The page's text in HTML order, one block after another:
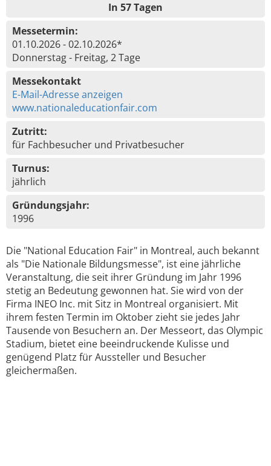
In 57 Tagen
Messetermin:
01.10.2026 - 02.10.2026*
Donnerstag - Freitag, 2 Tage
Messekontakt
E-Mail-Adresse anzeigen
www.nationaleducationfair.com
Zutritt:
für Fachbesucher und Privatbesucher
Turnus:
jährlich
Gründungsjahr:
1996
Die "National Education Fair" in Montreal, auch bekannt
als "Die Nationale Bildungsmesse", ist eine jährliche
Veranstaltung, die seit ihrer Gründung im Jahr 1996
stetig an Bedeutung gewonnen hat. Sie wird von der
Firma INEO Inc. mit Sitz in Montreal organisiert. Mit
ihrem festen Termin im Oktober zieht sie jedes Jahr
Tausende von Besuchern an. Der Messeort, das Olympic
Stadium, bietet eine beeindruckende Kulisse und
genügend Platz für Aussteller und Besucher
gleichermaßen.